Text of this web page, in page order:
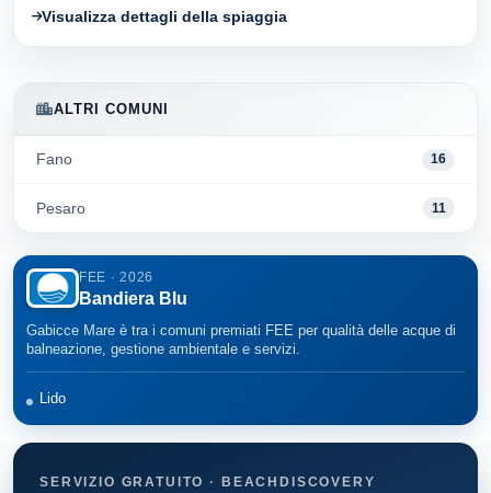
ALTRI COMUNI
Fano
Pesaro
Bandiera Blu
Gabicce Mare è tra i comuni premiati FEE per qualità delle acque di
balneazione, gestione ambientale e servizi.
Lido
Visualizza dettagli della spiaggia